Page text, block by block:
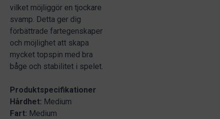
vilket möjliggör en tjockare
svamp. Detta ger dig
förbättrade fartegenskaper
och möjlighet att skapa
mycket topspin med bra
båge och stabilitet i spelet.
Produktspecifikationer
Hårdhet: Medium
Fart: Medium